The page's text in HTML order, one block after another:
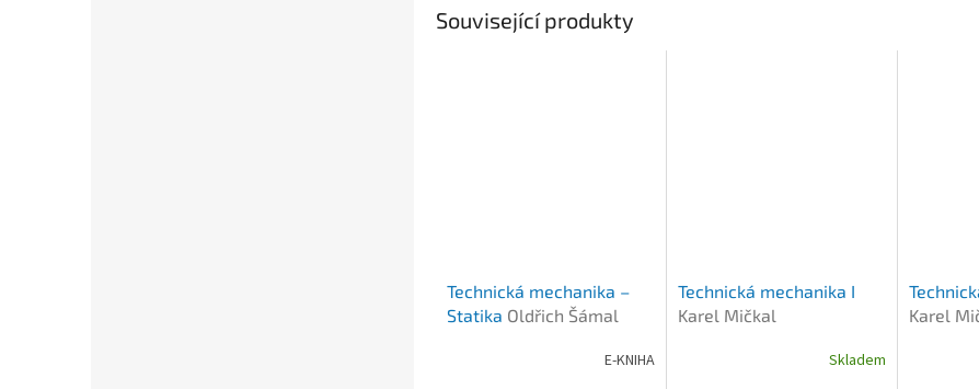
Související produkty
Technická mechanika –
Statika Oldřich Šámal
E-KNIHA
Technická mechanika I
Karel Mičkal
Skladem
Karel